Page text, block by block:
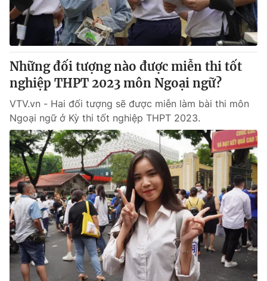
® Cấm sao chép dưới mọi hình thức nếu không có sự chấp
thuận bằng văn bản. Ghi rõ nguồn VTV.vn khi phát hành lại
thông tin từ website này.
Những đối tượng nào được miễn thi tốt
nghiệp THPT 2023 môn Ngoại ngữ?
VTV.vn - Hai đối tượng sẽ được miễn làm bài thi môn
Ngoại ngữ ở Kỳ thi tốt nghiệp THPT 2023.